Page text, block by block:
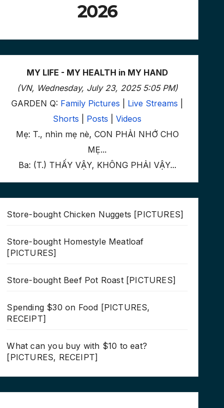
2026
MY LIFE - MY HEALTH in MY HAND
(VN, Wednesday, July 23, 2025 5:05 PM)
GARDEN Q: Family Pictures Live Streams
Shorts
Posts |Videos
Mẹ: T., nhìn mẹ nè, CON PHẢI NHỚ CHO
MẸ...
Ba: (T.) THẤY VẬY, KHÔNG PHẢI VẬY...
Store-bought Chicken Nuggets [PICTURES]
Store-bought Homestyle Meatloaf
[PICTURES]
Store-bought Beef Pot Roast [PICTURES]
Spending $30 on Food [PICTURES,
RECEIPT]
What can you buy with $10 to eat?
[PICTURES, RECEIPT]